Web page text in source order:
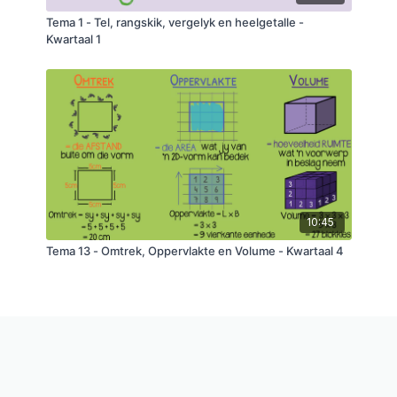
Tema 1 - Tel, rangskik, vergelyk en heelgetalle -
Kwartaal 1
10:45
Tema 13 - Omtrek, Oppervlakte en Volume - Kwartaal 4